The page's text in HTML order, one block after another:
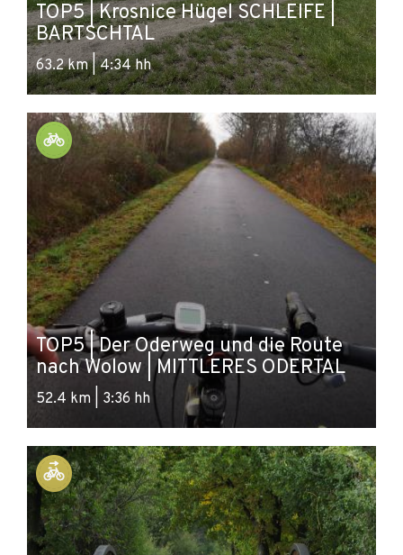
TOP5 | Krosnice Hügel SCHLEIFE |
BARTSCHTAL
63.2 km | 4:34 hh
TOP5 | Der Oderweg und die Route
nach Wolow | MITTLERES ODERTAL
52.4 km | 3:36 hh